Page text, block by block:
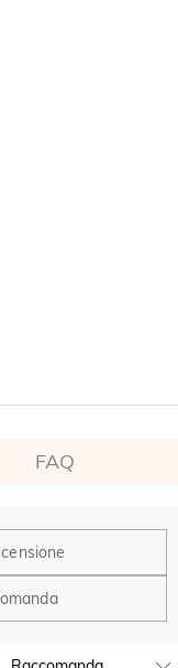
FAQ
California, mentre il